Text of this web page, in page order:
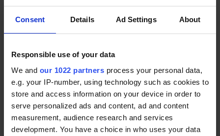
Consent Details Ad Settings About
Responsible use of your data
We and our 1022 partners process your personal data,
e.g. your IP-number, using technology such as cookies to
store and access information on your device in order to
serve personalized ads and content, ad and content
measurement, audience research and services
development. You have a choice in who uses your data
Nachdem die Verbindung zum Raspberry Pi erfolgreich
hergestellt wurde, fügen wir dem Gerätebaum nun eine
PCs im Netzwerk sowie die IP-Adresse des Standardgateways
einen Modbus TCP Master hinzu. Anschließend binden wir die
zwei Ein- und Ausgangsmodule jeweils als Slave in das
bestehende Modbus TCP-Netzwerk mit ein. Des Weiteren
werden die IP-Adressen der benutzten I/O-Module vermerkt.